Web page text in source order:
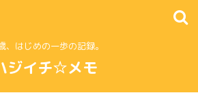
、はじめの一歩の記録。
ジイチ☆メモ